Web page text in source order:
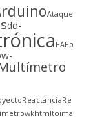
Ataque
dd-
FAFo
ReactanciaRe
wkhtmltoima